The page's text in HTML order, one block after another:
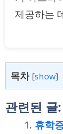
제공하는
목차 [show]
관련된 글:
휴학